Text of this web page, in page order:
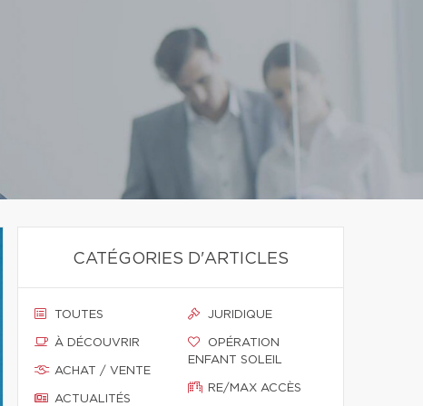
CATÉGORIES D'ARTICLES
TOUTES
À DÉCOUVRIR
ACHAT / VENTE
ACTUALITÉS
JURIDIQUE
ENFANT SOLEIL
RE/MAX ACCÈS